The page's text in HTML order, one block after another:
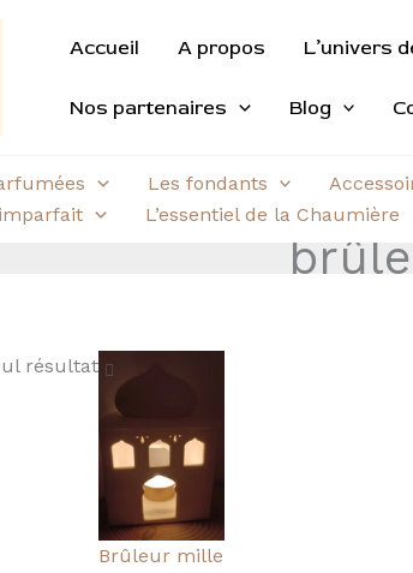
Accueil A propos L’univers
Nos partenaires Blog
Les fondants
L’essentiel de la Chaumière
résultat
Brûleur mille